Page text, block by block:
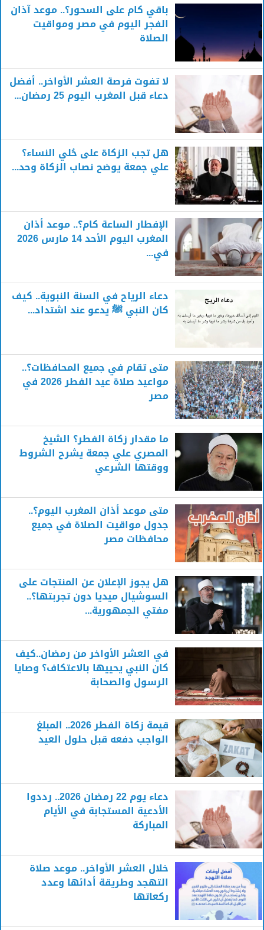
باقي كام على السحور؟.. موعد آذان
الفجر اليوم في مصر ومواقيت
الصلاة
لا تفوت فرصة العشر الأواخر.. أفضل
دعاء قبل المغرب اليوم 25 رمضان...
هل تجب الزكاة على حُلي النساء؟
علي جمعة يوضح نصاب الزكاة وحد...
الإفطار الساعة كام؟.. موعد أذان
المغرب اليوم الأحد 14 مارس 2026
في...
دعاء الرياح في السنة النبوية.. كيف
كان النبي ﷺ يدعو عند اشتداد...
متى تقام في جميع المحافظات؟..
مواعيد صلاة عيد الفطر 2026 في
مصر
ما مقدار زكاة الفطر؟ الشيخ
المصري علي جمعة يشرح الشروط
ووقتها الشرعي
متى موعد أذان المغرب اليوم؟..
جدول مواقيت الصلاة في جميع
محافظات مصر
هل يجوز الإعلان عن المنتجات على
السوشيال ميديا دون تجربتها؟..
مفتي الجمهورية...
في العشر الأواخر من رمضان..كيف
كان النبي يحييها بالاعتكاف؟ وصايا
الرسول والصحابة
قيمة زكاة الفطر 2026.. المبلغ
الواجب دفعه قبل حلول العيد
دعاء يوم 22 رمضان 2026.. رددوا
الأدعية المستجابة في الأيام
المباركة
خلال العشر الأواخر.. موعد صلاة
التهجد وطريقة أدائها وعدد
ركعاتها